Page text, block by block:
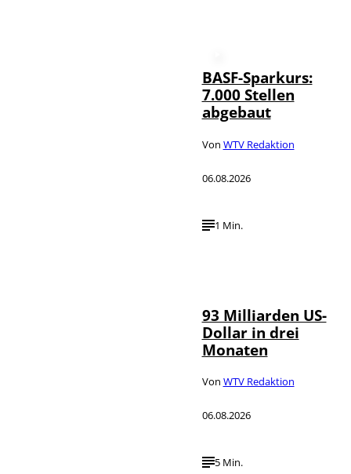
BASF-Sparkurs:
7.000 Stellen
abgebaut
Von WTV Redaktion
06.08.2026
1 Min.
93 Milliarden US-
Dollar in drei
Monaten
Von WTV Redaktion
06.08.2026
5 Min.